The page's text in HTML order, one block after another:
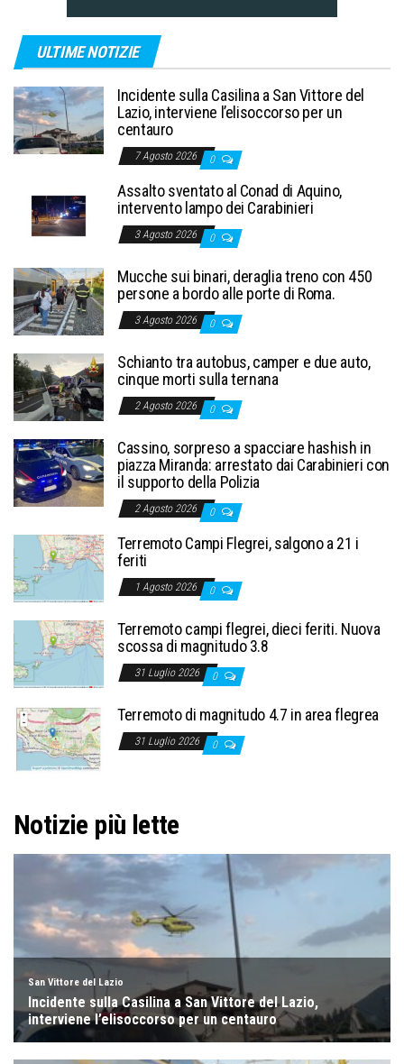
ULTIME NOTIZIE
Incidente sulla Casilina a San Vittore del
Lazio, interviene l’elisoccorso per un
centauro
7 Agosto 2026 0
Assalto sventato al Conad di Aquino,
intervento lampo dei Carabinieri
3 Agosto 2026 0
Mucche sui binari, deraglia treno con 450
persone a bordo alle porte di Roma.
3 Agosto 2026 0
Schianto tra autobus, camper e due auto,
cinque morti sulla ternana
2 Agosto 2026 0
Cassino, sorpreso a spacciare hashish in
piazza Miranda: arrestato dai Carabinieri con
il supporto della Polizia
2 Agosto 2026 0
Terremoto Campi Flegrei, salgono a 21 i
feriti
1 Agosto 2026 0
Terremoto campi flegrei, dieci feriti. Nuova
scossa di magnitudo 3.8
31 Luglio 2026 0
Terremoto di magnitudo 4.7 in area flegrea
31 Luglio 2026 0
Notizie più lette